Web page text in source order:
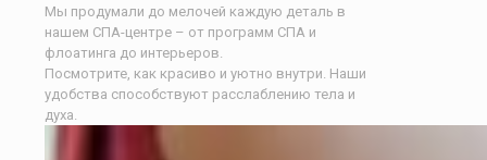
Мы продумали до мелочей каждую деталь в
нашем СПА-центре – от программ СПА и
флоатинга до интерьеров.
Посмотрите, как красиво и уютно внутри. Наши
удобства способствуют расслаблению тела и
духа.